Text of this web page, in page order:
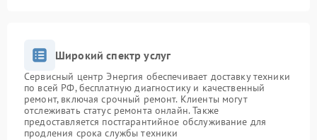
Широкий спектр услуг
Сервисный центр Энергия обеспечивает доставку техники
по всей РФ, бесплатную диагностику и качественный
ремонт, включая срочный ремонт. Клиенты могут
отслеживать статус ремонта онлайн. Также
предоставляется постгарантийное обслуживание для
продления срока службы техники